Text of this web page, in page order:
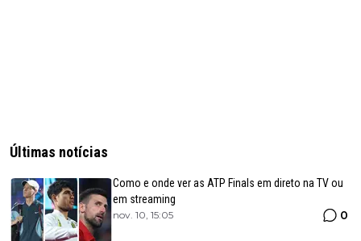
Últimas notícias
Como e onde ver as ATP Finals em direto na TV ou
em streaming
nov. 10, 15:05 0